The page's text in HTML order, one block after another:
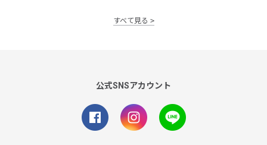
すべて見る
公式SNSアカウント